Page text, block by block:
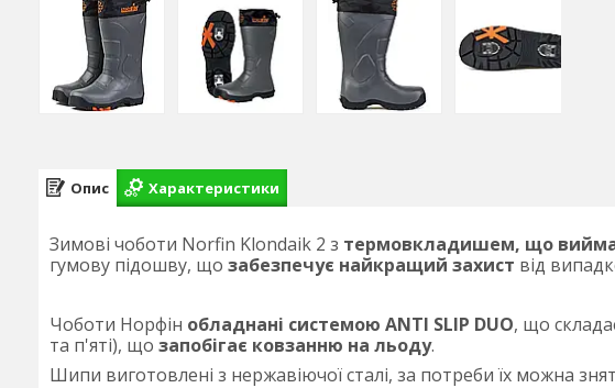
Опис Характеристики
Зимові чоботи Norfin Klondaik 2 з термовкладишем, що
гумову підошву, що забезпечує найкращий захист від
Чоботи Норфін обладнані системою ANTI SLIP DUO, що
та п'яті), що запобігає ковзанню на льоду.
Шипи виготовлені з нержавіючої сталі, за потреби їх можна